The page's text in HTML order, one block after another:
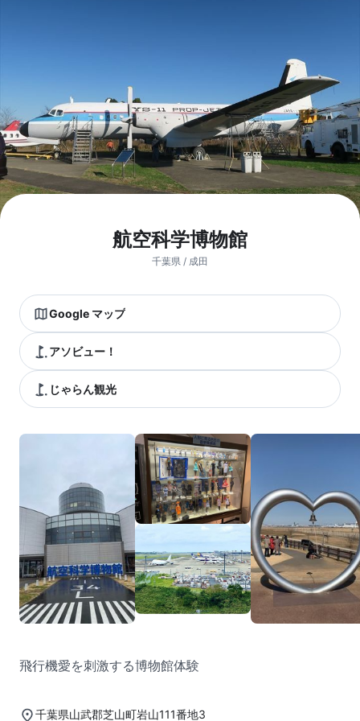
航空科学博物館
千葉県 / 成田
Google マップ
アソビュー！
じゃらん観光
飛行機愛を刺激する博物館体験
千葉県山武郡芝山町岩山111番地3